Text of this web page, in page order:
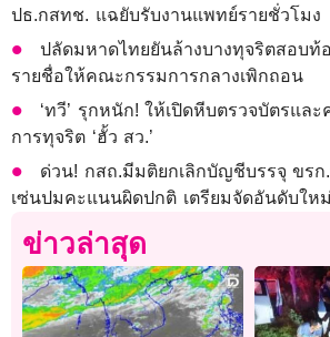
ปธ.กสทช. แฉยับรับงานแพทย์รายชั่วโมง
ปลัดมหาดไทยยันล้างบางทุจริตสอบท้
รายชื่อให้คณะกรรมการกลางเพิกถอน
‘ทวี’ รุกหนัก! ให้เปิดหีบตรวจบัตรแล
การทุจริต ‘ฮั้ว สว.’
ด่วน! กสถ.มีมติยกเลิกบัญชีบรรจุ ขรก
เซ่นปมคะแนนผิดปกติ เตรียมจัดอันดับใหม่
ข่าวล่าสุด